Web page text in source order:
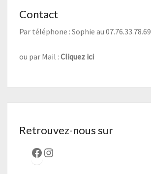
Contact
Par téléphone : Sophie au 07.76.33.78.69
ou par Mail : Cliquez ici
Retrouvez-nous sur
Facebook
Instagram